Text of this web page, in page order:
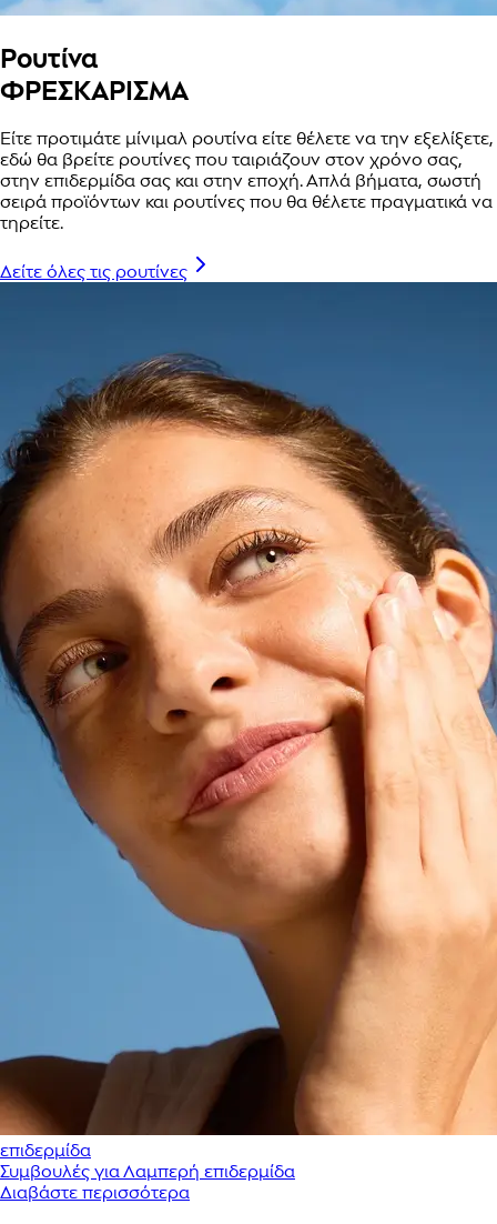
Ρουτίνα
ΦΡΕΣΚΑΡΙΣΜΑ
Είτε προτιμάτε μίνιμαλ ρουτίνα είτε θέλετε να την εξελίξετε,
εδώ θα βρείτε ρουτίνες που ταιριάζουν στον χρόνο σας,
στην επιδερμίδα σας και στην εποχή. Απλά βήματα, σωστή
σειρά προϊόντων και ρουτίνες που θα θέλετε πραγματικά να
τηρείτε.
Δείτε όλες τις ρουτίνες
επιδερμίδα
Συμβουλές για Λαμπερή επιδερμίδα
Διαβάστε περισσότερα